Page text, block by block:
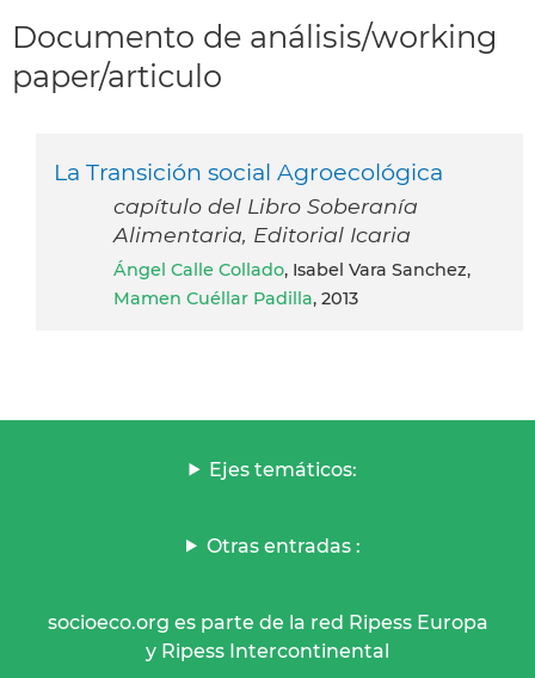
Documento de análisis/working
paper/articulo
La Transición social Agroecológica
capítulo del Libro Soberanía
Alimentaria, Editorial Icaria
Ángel Calle Collado, Isabel Vara Sanchez,
Mamen Cuéllar Padilla, 2013
Ejes temáticos:
Otras entradas :
socioeco.org es parte de la red Ripess Europa
y Ripess Intercontinental